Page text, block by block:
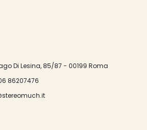
Di Lesina, 85/87 - 00199 Roma
86207476